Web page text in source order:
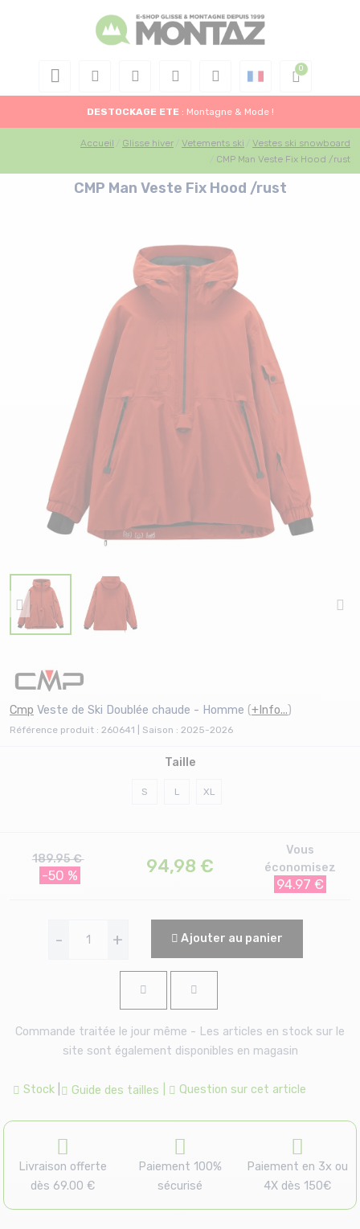
DESTOCKAGE ETE : Montagne & Mode !
Accueil Glisse hiver Vetements ski
Vestes ski snowboard
CMP Man Veste Fix Hood /rust
CMP Man Veste Fix Hood /rust
Cmp Veste de Ski Doublée chaude - Homme (+Info...)
Référence produit : 260641 | Saison : 2025-2026
Taille
S L XL
189.95 €
-50 % 94,98 €
Vous
économisez
94.97 €
- + Ajouter au panier
Commande traitée le jour même - Les articles en stock sur le
site sont également disponibles en magasin
Stock Guide des tailles Question sur cet article
Livraison offerte
dès 69.00 €
Paiement 100%
sécurisé
Paiement en 3x ou
4X dès 150€